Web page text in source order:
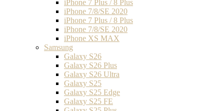
iPhone 7 Plus / 8 Plus
iPhone 7/8/SE 2020
iPhone 7 Plus / 8 Plus
iPhone 7/8/SE 2020
iPhone XS MAX
Samsung
Galaxy S26
Galaxy S26 Plus
Galaxy S26 Ultra
Galaxy S25
Galaxy S25 Edge
Galaxy S25 FE